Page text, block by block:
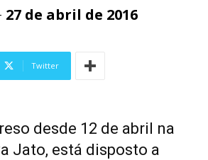
27 de abril de 2016
Twitter
desde 12 de abril na
Jato, está disposto a